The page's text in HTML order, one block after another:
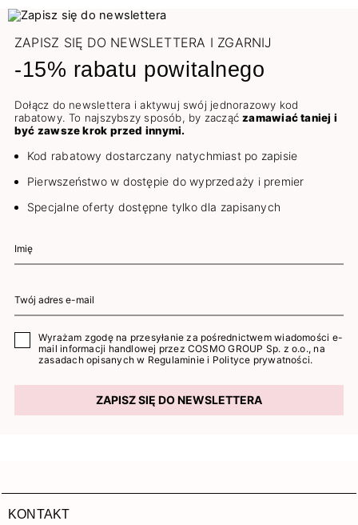
ZAPISZ SIĘ DO NEWSLETTERA I ZGARNIJ
-15% rabatu powitalnego
Dołącz do newslettera i aktywuj swój jednorazowy kod
rabatowy. To najszybszy sposób, by zacząćzamawiać taniej i
być zawsze krok przed innymi.
Kod rabatowy dostarczany natychmiast po zapisie
Pierwszeństwo w dostępie do wyprzedaży i premier
Specjalne oferty dostępne tylko dla zapisanych
Wyrażam zgodę na przesyłanie za pośrednictwem wiadomości e-
mail informacji handlowej przez COSMO GROUP Sp. z o.o., na
zasadach opisanych w Regulaminie i Polityce prywatności.
ZAPISZ SIĘ DO NEWSLETTERA
KONTAKT